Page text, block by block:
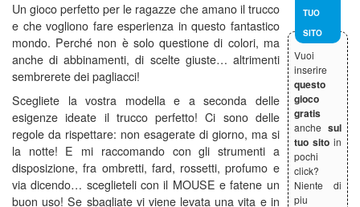
TUO
SITO
Vuoi
inserire
questo
gioco
gratis
anche sul
tuo sitoin
pochi
click?
Niente di
piu
Un gioco perfetto per le ragazze che amano il trucco
e che vogliono fare esperienza in questo fantastico
mondo. Perché non è solo questione di colori, ma
anche di abbinamenti, di scelte giuste… altrimenti
sembrerete dei pagliacci!
Scegliete la vostra modella e a seconda delle
esigenze ideate il trucco perfetto! Ci sono delle
regole da rispettare: non esagerate di giorno, ma si
la notte! E mi raccomando con gli strumenti a
disposizione, fra ombretti, fard, rossetti, profumo e
via dicendo… sceglieteli con il MOUSE e fatene un
buon uso! Se sbagliate vi viene levata una vita e in